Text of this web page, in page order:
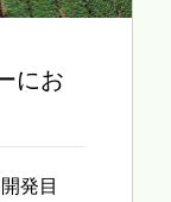
にお
発目